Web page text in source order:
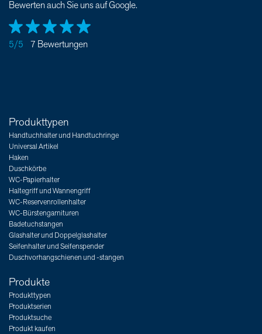
Bewerten auch Sie uns auf Google.
5/5 7 Bewertungen
Produkttypen
Handtuchhalter und Handtuchringe
Universal Artikel
Haken
Duschkörbe
WC-Papierhalter
Haltegriff und Wannengriff
WC-Reservenrollenhalter
WC-Bürstengarnituren
Badetuchstangen
Glashalter und Doppelglashalter
Seifenhalter und Seifenspender
Duschvorhangschienen und -stangen
Produkte
Produkttypen
Produktserien
Produktsuche
Produkt kaufen